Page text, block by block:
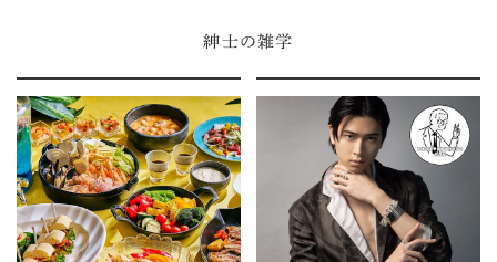
紳士の雑学